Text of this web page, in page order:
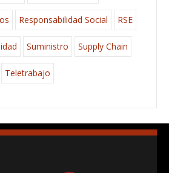
Responsabilidad Social RSE
Suministro Supply Chain
Teletrabajo